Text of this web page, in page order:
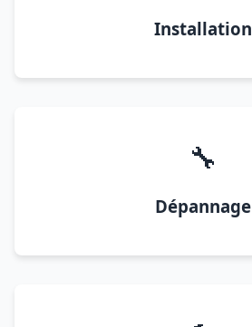
Installation
🔧
Dépannage